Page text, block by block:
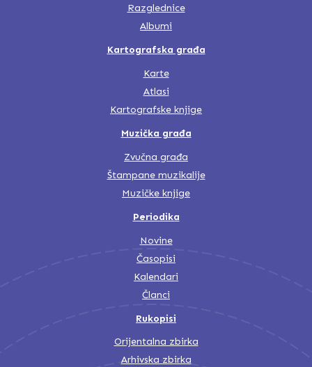
Razglednice
Albumi
Kartografska građa
Karte
Atlasi
Kartografske knjige
Muzička građa
Zvučna građa
Štampane muzikalije
Muzičke knjige
Periodika
Novine
Časopisi
Kalendari
Članci
Rukopisi
Orijentalna zbirka
Arhivska zbirka